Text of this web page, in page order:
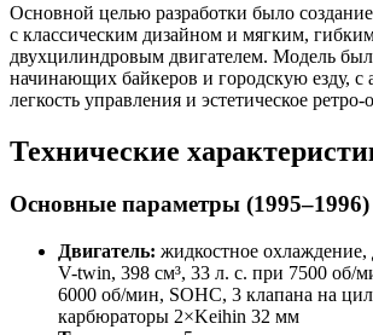
Основной целью разработки было
с классическим дизайном и мягким,
двухцилиндровым двигателем. Модель
начинающих байкеров и городскую езду, с
легкость управления и эстетическое
Технические
Основные параметры (1995–1996)
Двигатель: жидкостное
V-twin, 398 см³, 33 л. с. при 7500 об/
6000 об/мин, SOHC, 3 клапана на
карбюраторы 2×Keihin 32 мм